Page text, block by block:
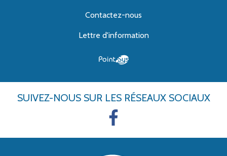
Contactez-nous
Lettre d'information
SUIVEZ-NOUS SUR LES RÉSEAUX SOCIAUX